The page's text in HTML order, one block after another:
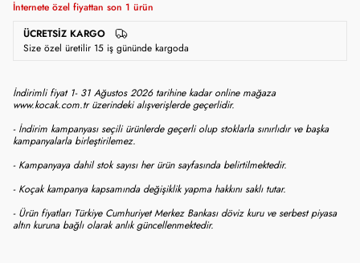
İnternete özel fiyattan son 1 ürün
ÜCRETSIZ KARGO
Size özel üretilir 15 iş gününde kargoda
İndirimli fiyat 1- 31 Ağustos 2026 tarihine kadar online mağaza
www.kocak.com.tr üzerindeki alışverişlerde geçerlidir.
- İndirim kampanyası seçili ürünlerde geçerli olup stoklarla sınırlıdır ve başka
kampanyalarla birleştirilemez.
- Kampanyaya dahil stok sayısı her ürün sayfasında belirtilmektedir.
- Koçak kampanya kapsamında değişiklik yapma hakkını saklı tutar.
- Ürün fiyatları Türkiye Cumhuriyet Merkez Bankası döviz kuru ve serbest piyasa
altın kuruna bağlı olarak anlık güncellenmektedir.